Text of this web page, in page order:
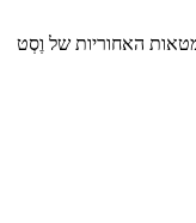
האחוריות של וֶסְט